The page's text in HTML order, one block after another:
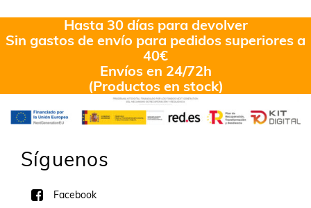
Hasta 30 días para devolver
Sin gastos de envío para pedidos superiores a
40€
Envíos en 24/72h
(Productos en stock)
Síguenos
Facebook